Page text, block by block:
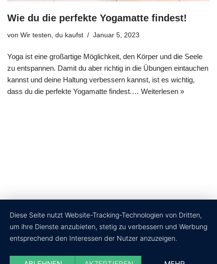
Wie du die perfekte Yogamatte findest!
von Wir testen, du kaufst Januar 5, 2023
Yoga ist eine großartige Möglichkeit, den Körper und die Seele
zu entspannen. Damit du aber richtig in die Übungen eintauchen
kannst und deine Haltung verbessern kannst, ist es wichtig,
dass du die perfekte Yogamatte findest.… Weiterlesen »
Diese Seite nutzt Website-Tracking-Technologien von Dritten,
um ihre Dienste anzubieten, stetig zu verbessern und Werbung
entsprechend den Interessen der Nutzer anzuzeigen.